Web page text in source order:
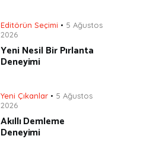
Editörün Seçimi
5 Ağustos
2026
Yeni Nesil Bir Pırlanta
Deneyimi
Yeni Çıkanlar
5 Ağustos
2026
Akıllı Demleme
Deneyimi